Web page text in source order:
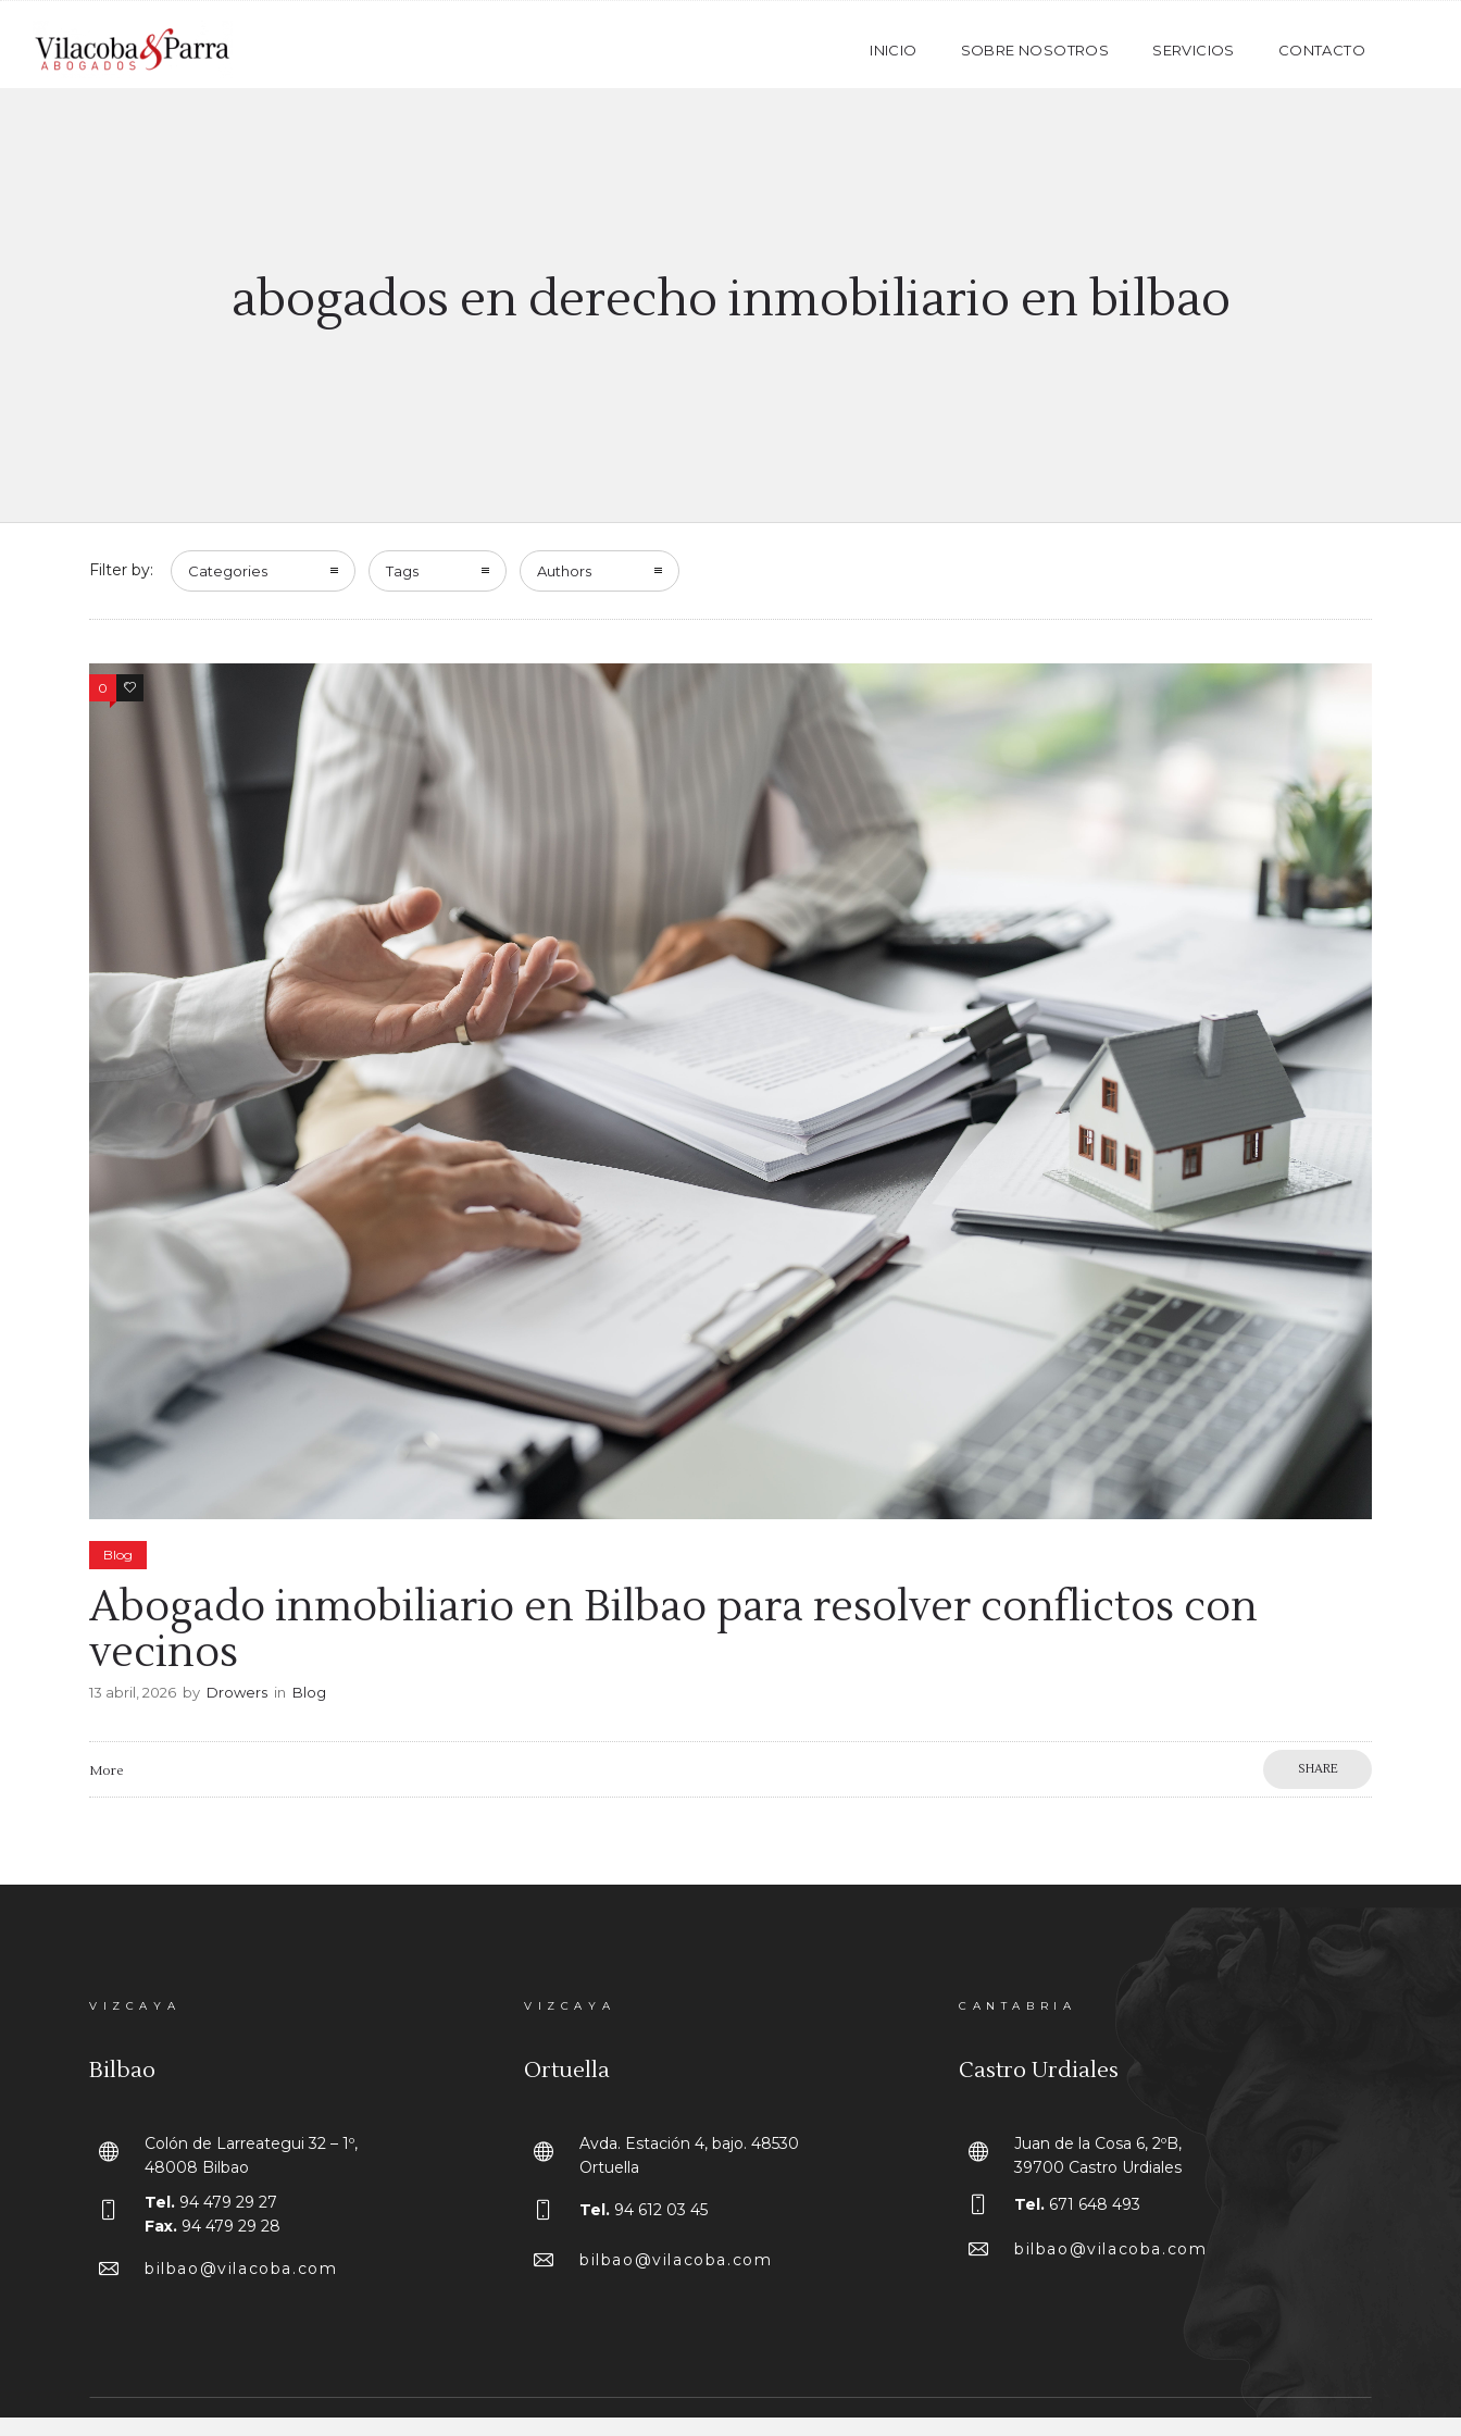
INICIO SOBRE NOSOTROS SERVICIOS CONTACTO
abogados en derecho inmobiliario en bilbao
Filter by: Categories Tags Authors
0 0
Blog
Abogado inmobiliario en Bilbao para resolver conflictos con
vecinos
13 abril, 2026 by Drowers in Blog
More SHARE
VIZCAYA
Bilbao
Colón de Larreategui 32 – 1º,
48008 Bilbao
Tel. 94 479 29 27
Fax. 94 479 29 28
bilbao@vilacoba.com
VIZCAYA
Ortuella
Avda. Estación 4, bajo. 48530
Ortuella
Tel. 94 612 03 45
bilbao@vilacoba.com
CANTABRIA
Castro Urdiales
Juan de la Cosa 6, 2ºB,
39700 Castro Urdiales
Tel. 671 648 493
bilbao@vilacoba.com